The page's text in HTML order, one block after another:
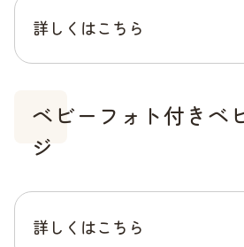
詳しくはこちら
ベビーフォト付きベ
ジ
詳しくはこちら